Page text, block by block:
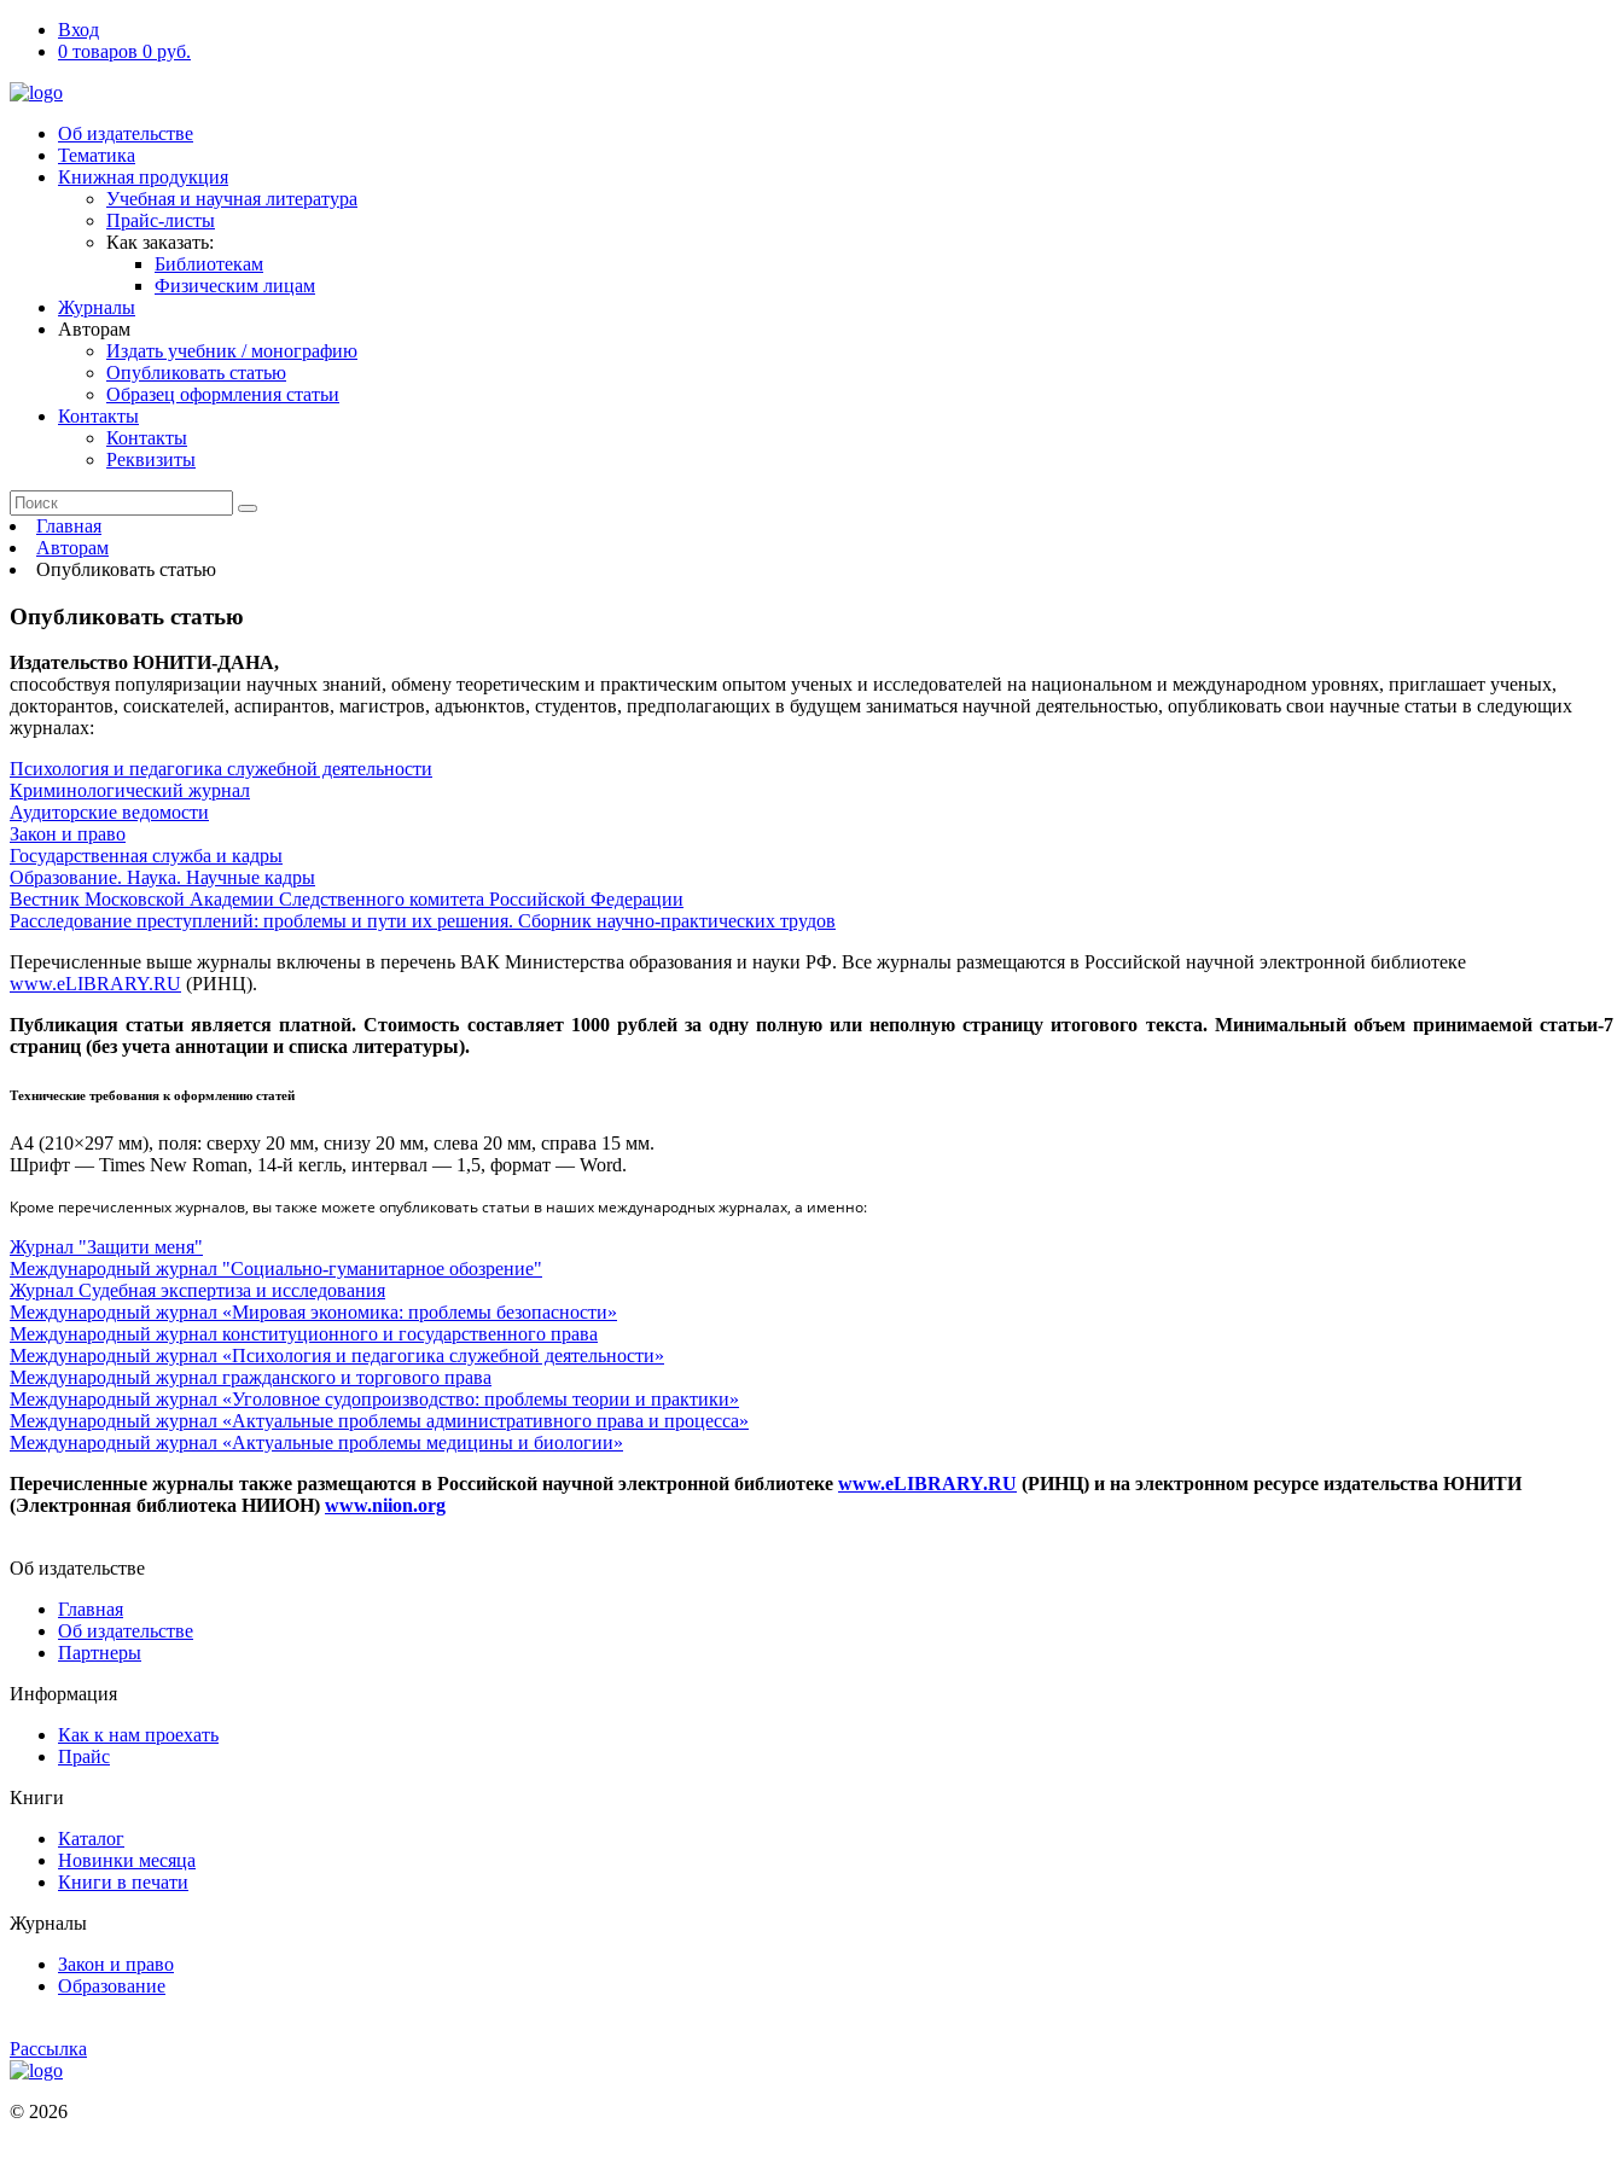
Вход
0 товаров 0 руб.
Об издательстве
Тематика
Книжная продукция
Учебная и научная литература
Прайс-листы
Как заказать:
Библиотекам
Физическим лицам
Журналы
Авторам
Издать учебник / монографию
Опубликовать статью
Образец оформления статьи
Контакты
Контакты
Реквизиты
Главная
Авторам
Опубликовать статью
Опубликовать статью
Издательство ЮНИТИ-ДАНА,
способствуя популяризации научных знаний, обмену теоретическим и практическим опытом ученых и исследователей на национальном и международном уровнях, приглашает ученых,
докторантов, соискателей, аспирантов, магистров, адъюнктов, студентов, предполагающих в будущем заниматься научной деятельностью, опубликовать свои научные статьи в следующих
журналах:
Психология и педагогика служебной деятельности
Криминологический журнал
Аудиторские ведомости
Закон и право
Государственная служба и кадры
Образование. Наука. Научные кадры
Вестник Московской Академии Следственного комитета Российской Федерации
Расследование преступлений: проблемы и пути их решения. Сборник научно-практических трудов
Перечисленные выше журналы включены в перечень ВАК Министерства образования и науки РФ. Все журналы размещаются в Российской научной электронной библиотеке
www.eLIBRARY.RU (РИНЦ).
Публикация статьи является платной. Стоимость составляет 1000 рублей за одну полную или неполную страницу итогового текста. Минимальный объем принимаемой статьи-7
страниц (без учета аннотации и списка литературы).
Технические требования к оформлению статей
А4 (210×297 мм), поля: сверху 20 мм, снизу 20 мм, слева 20 мм, справа 15 мм.
Шрифт — Times New Roman, 14-й кегль, интервал — 1,5, формат — Word.
Кроме перечисленных журналов, вы также можете опубликовать статьи в наших международных журналах, а именно:
Журнал "Защити меня"
Международный журнал "Социально-гуманитарное обозрение"
Журнал Судебная экспертиза и исследования
Международный журнал «Мировая экономика: проблемы безопасности»
Международный журнал конституционного и государственного права
Международный журнал «Психология и педагогика служебной деятельности»
Международный журнал гражданского и торгового права
Международный журнал «Уголовное судопроизводство: проблемы теории и практики»
Международный журнал «Актуальные проблемы административного права и процесса»
Международный журнал «Актуальные проблемы медицины и биологии»
Перечисленные журналы также размещаются в Российской научной электронной библиотеке www.eLIBRARY.RU (РИНЦ) и на электронном ресурсе издательства ЮНИТИ
(Электронная библиотека НИИОН) www.niion.org
Об издательстве
Главная
Об издательстве
Партнеры
Информация
Как к нам проехать
Прайс
Книги
Каталог
Новинки месяца
Книги в печати
Журналы
Закон и право
Образование
Рассылка
© 2026